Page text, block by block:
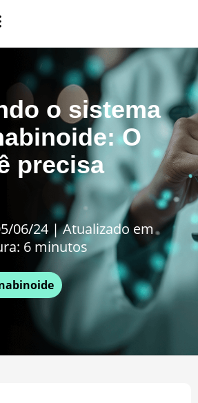
o sistema
O
precisa
06/24 |Atualizado em
6 minutos